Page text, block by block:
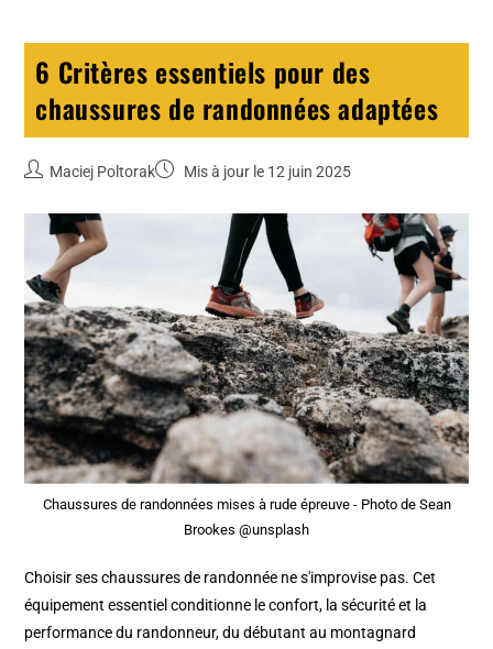
6 Critères essentiels pour des
chaussures de randonnées adaptées
Maciej Poltorak Mis à jour le 12 juin 2025
Chaussures de randonnées mises à rude épreuve - Photo de Sean
Brookes @unsplash
Choisir ses chaussures de randonnée ne s'improvise pas. Cet
équipement essentiel conditionne le confort, la sécurité et la
performance du randonneur, du débutant au montagnard